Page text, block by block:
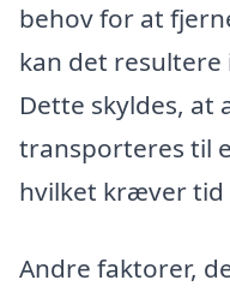
behov for at
kan det resultere
Dette skyldes, at
transporteres til
hvilket kræver tid
Andre faktorer,